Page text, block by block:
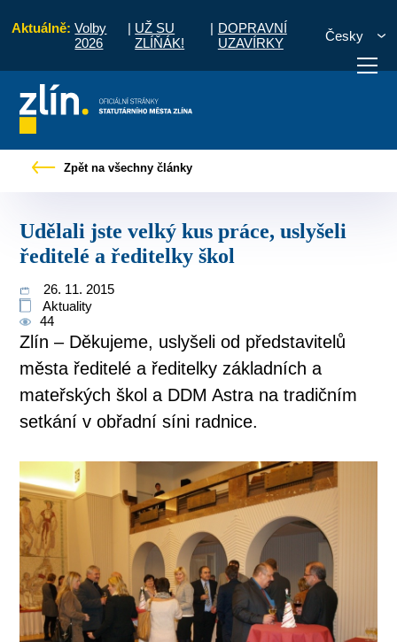
Aktuálně: Volby
2026
| UŽ SU
ZLÍŇÁK!
| DOPRAVNÍ
UZAVÍRKY
Česky
vyřídit Potřebuji zaplatit
Zpět na všechny články
Udělali jste velký kus práce, uslyšeli
ředitelé a ředitelky škol
26. 11. 2015
Aktuality
44
Zlín – Děkujeme, uslyšeli od představitelů
města ředitelé a ředitelky základních a
mateřských škol a DDM Astra na tradičním
setkání v obřadní síni radnice.